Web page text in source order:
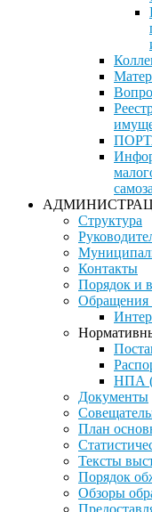
Структура
Контакты
Порядок и
Обращения
НПА
Документы
План
Тексты
Порядок
Обзоры